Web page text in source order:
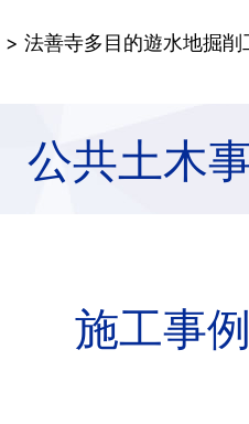
> 法善寺多目的遊水地掘削
公共土木
施工事例